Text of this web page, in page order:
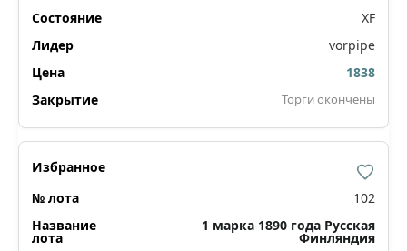
XF
vorpipe
1838
Торги окончены
102
1 марка 1890 года Русская
Финляндия